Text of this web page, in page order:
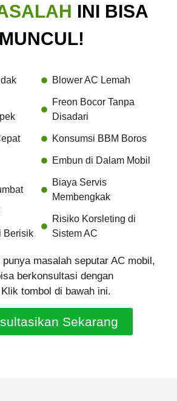
INI BISA
MUNCUL!
Berisik
Blower AC Lemah
Freon Bocor Tanpa
Disadari
Konsumsi BBM Boros
Embun di Dalam Mobil
Biaya Servis
Membengkak
Risiko Korsleting di
Sistem AC
masalah seputar AC mobil,
berkonsultasi dengan
Klik tombol di bawah ini.
Sekarang